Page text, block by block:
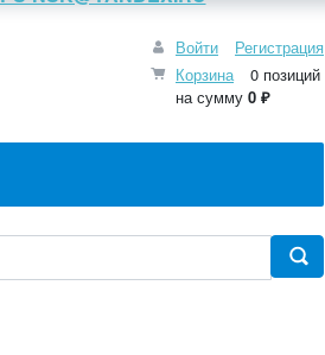
Войти
Регистрация
Корзина
0 позиций
на сумму 0 ₽